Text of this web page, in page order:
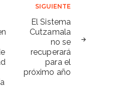
SIGUIENTE
El Sistema
Cutzamala
no se
recuperará
para el
próximo año